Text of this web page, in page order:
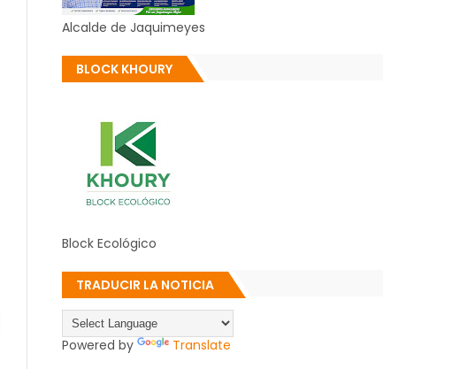
Alcalde de Jaquimeyes
BLOCK KHOURY
Block Ecológico
TRADUCIR LA NOTICIA
Powered by Translate